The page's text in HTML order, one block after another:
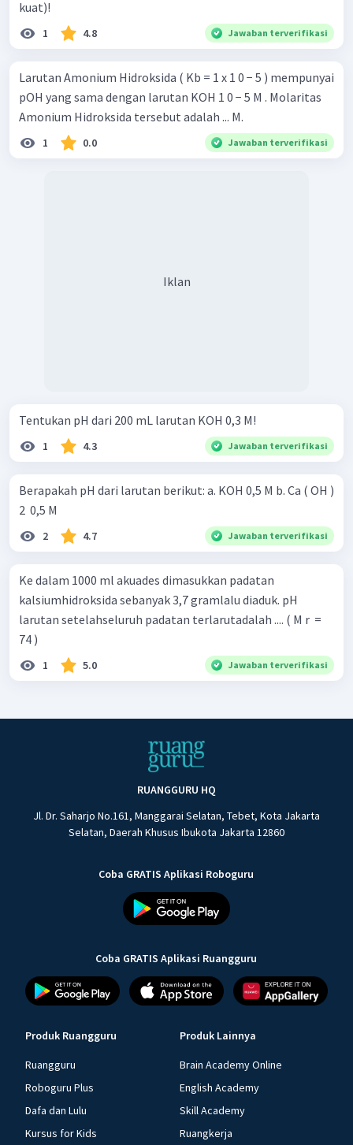
kuat)!
1 4.8 Jawaban terverifikasi
Larutan Amonium Hidroksida ( Kb = 1 x 1 0 − 5 ) mempunyai
pOH yang sama dengan larutan KOH 1 0 − 5 M . Molaritas
Amonium Hidroksida tersebut adalah ... M.
1 0.0 Jawaban terverifikasi
Iklan
Tentukan pH dari 200 mL larutan KOH 0,3 M!
1 4.3 Jawaban terverifikasi
Berapakah pH dari larutan berikut: a. KOH 0,5 M b. Ca ( OH )
2 ​ 0,5 M
2 4.7 Jawaban terverifikasi
Ke dalam 1000 ml akuades dimasukkan padatan
kalsiumhidroksida sebanyak 3,7 gramlalu diaduk. pH
larutan setelahseluruh padatan terlarutadalah .... ( M r ​ =
74 )
1 5.0 Jawaban terverifikasi
RUANGGURU HQ
Jl. Dr. Saharjo No.161, Manggarai Selatan, Tebet, Kota Jakarta
Selatan, Daerah Khusus Ibukota Jakarta 12860
Coba GRATIS Aplikasi Roboguru
Coba GRATIS Aplikasi Ruangguru
Produk Ruangguru
Ruangguru
Roboguru Plus
Dafa dan Lulu
Kursus for Kids
Produk Lainnya
Brain Academy Online
English Academy
Skill Academy
Ruangkerja